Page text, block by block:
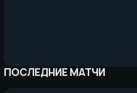
ПОСЛЕДНИЕ МАТЧИ